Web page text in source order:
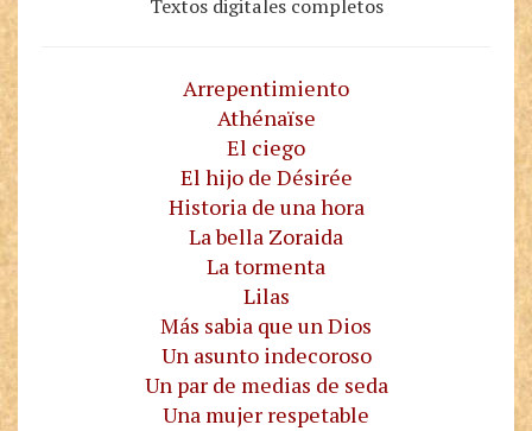
Textos digitales completos
Arrepentimiento
Athénaïse
El ciego
El hijo de Désirée
Historia de una hora
La bella Zoraida
La tormenta
Lilas
Más sabia que un Dios
Un asunto indecoroso
Un par de medias de seda
Una mujer respetable